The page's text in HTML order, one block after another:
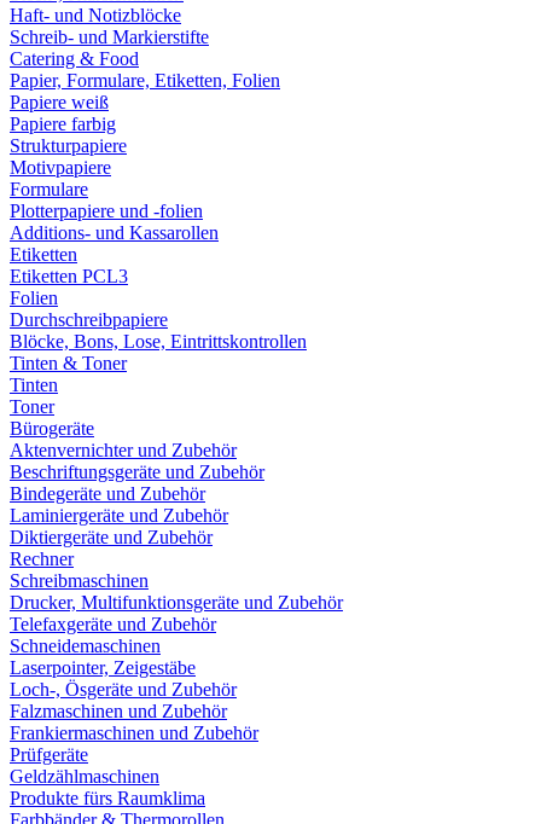
Haft- und Notizblöcke
Schreib- und Markierstifte
Catering & Food
Papier, Formulare, Etiketten, Folien
Papiere weiß
Papiere farbig
Strukturpapiere
Motivpapiere
Formulare
Plotterpapiere und -folien
Additions- und Kassarollen
Etiketten
Etiketten PCL3
Folien
Durchschreibpapiere
Blöcke, Bons, Lose, Eintrittskontrollen
Tinten & Toner
Tinten
Toner
Bürogeräte
Aktenvernichter und Zubehör
Beschriftungsgeräte und Zubehör
Bindegeräte und Zubehör
Laminiergeräte und Zubehör
Diktiergeräte und Zubehör
Rechner
Schreibmaschinen
Drucker, Multifunktionsgeräte und Zubehör
Telefaxgeräte und Zubehör
Schneidemaschinen
Laserpointer, Zeigestäbe
Loch-, Ösgeräte und Zubehör
Falzmaschinen und Zubehör
Frankiermaschinen und Zubehör
Prüfgeräte
Geldzählmaschinen
Produkte fürs Raumklima